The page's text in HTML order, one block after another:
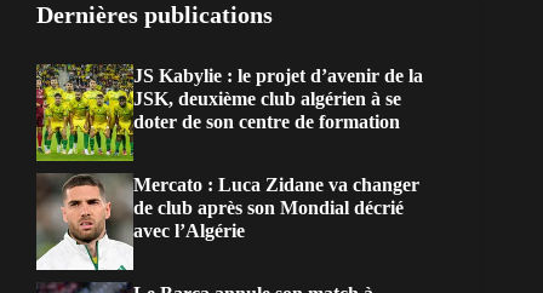
Dernières publications
JS Kabylie : le projet d’avenir de la
JSK, deuxième club algérien à se
doter de son centre de formation
Mercato : Luca Zidane va changer
de club après son Mondial décrié
avec l’Algérie